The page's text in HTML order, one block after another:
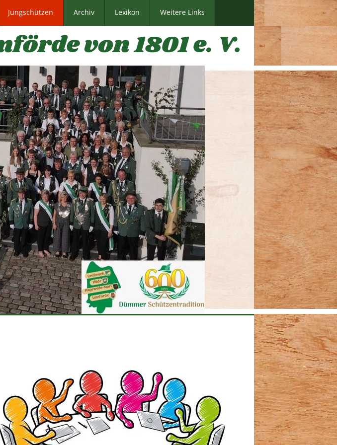
Jungschützen Archiv Lexikon Weitere Links